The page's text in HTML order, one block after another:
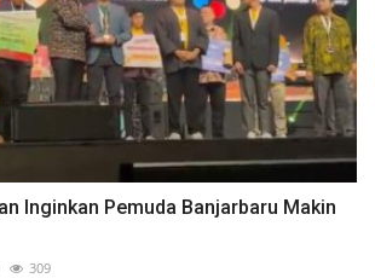
Inginkan Pemuda Banjarbaru Makin
309